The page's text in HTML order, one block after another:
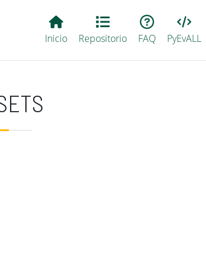
Main EvALL
Inicio Repositorio FAQ PyEvALL